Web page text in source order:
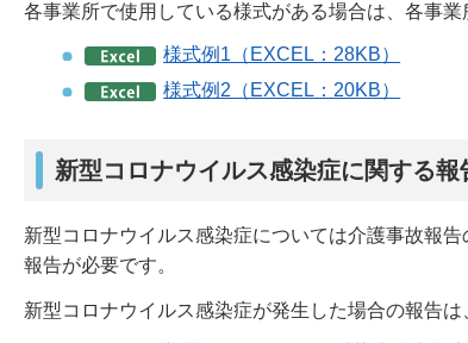
各事業所で使用している様式がある場合は、各事
様式例1（EXCEL：28KB）
様式例2（EXCEL：20KB）
新型コロナウイルス感染症に関する報
新型コロナウイルス感染症については介護事故報
報告が必要です。
新型コロナウイルス感染症が発生した場合の報告は